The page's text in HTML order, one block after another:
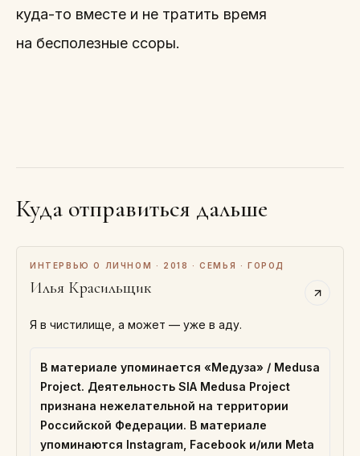
куда-то вместе и не тратить время
на бесполезные ссоры.
Куда отправиться дальше
ИНТЕРВЬЮ О ЛИЧНОМ · 2018 · СЕМЬЯ · ГОРОД
Илья Красильщик
Я в чистилище, а может — уже в аду.
В материале упоминается «Медуза» / Medusa
Project. Деятельность SIA Medusa Project
признана нежелательной на территории
Российской Федерации. В материале
упоминаются Instagram, Facebook и/или Meta